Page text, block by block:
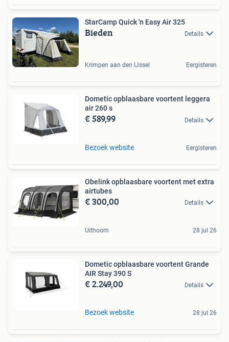
StarCamp Quick 'n Easy Air 325
Bieden Details
Krimpen aan den IJssel Eergisteren
Dometic opblaasbare voortent leggera
air 260 s
€ 589,99 Details
Bezoek website Eergisteren
Obelink opblaasbare voortent met extra
airtubes
€ 300,00 Details
Uithoorn 28 jul 26
Dometic opblaasbare voortent Grande
AIR Stay 390 S
€ 2.249,00 Details
Bezoek website 28 jul 26